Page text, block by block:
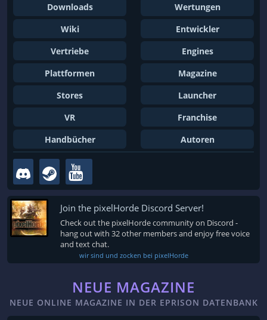
Downloads
Wertungen
Wiki
Entwickler
Vertriebe
Engines
Plattformen
Magazine
Stores
Launcher
VR
Franchise
Handbücher
Autoren
Join the pixelHorde Discord Server!
Check out the pixelHorde community on Discord -
hang out with 32 other members and enjoy free voice
and text chat.
wir sind und zocken bei pixelHorde
NEUE MAGAZINE
NEUE ONLINE MAGAZINE IN DER EPRISON DATENBANK